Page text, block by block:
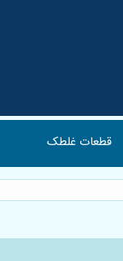
قطعات غلطک